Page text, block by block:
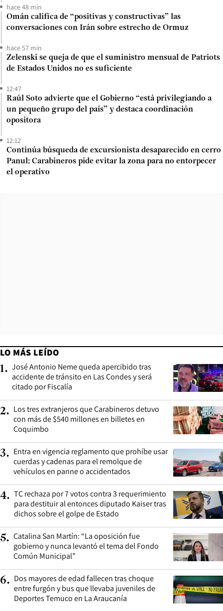
hace 48 min
Omán califica de “positivas y constructivas” las
conversaciones con Irán sobre estrecho de Ormuz
hace 57 min
Zelenski se queja de que el suministro mensual de Patriots
de Estados Unidos no es suficiente
12:47
Raúl Soto advierte que el Gobierno “está privilegiando a
un pequeño grupo del país” y destaca coordinación
opositora
12:12
Continúa búsqueda de excursionista desaparecido en cerro
Panul: Carabineros pide evitar la zona para no entorpecer
el operativo
LO MÁS LEÍDO
1. José Antonio Neme queda apercibido tras
accidente de tránsito en Las Condes y será
citado por Fiscalía
2. Los tres extranjeros que Carabineros detuvo
con más de $540 millones en billetes en
Coquimbo
3. Entra en vigencia reglamento que prohíbe usar
cuerdas y cadenas para el remolque de
vehículos en panne o accidentados
4. TC rechaza por 7 votos contra 3 requerimiento
para destituir al entonces diputado Kaiser tras
dichos sobre el golpe de Estado
5. Catalina San Martín: “La oposición fue
gobierno y nunca levantó el tema del Fondo
Común Municipal”
6. Dos mayores de edad fallecen tras choque
entre furgón y bus que llevaba juveniles de
Deportes Temuco en La Araucanía